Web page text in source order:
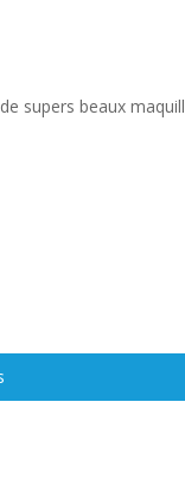
supers beaux